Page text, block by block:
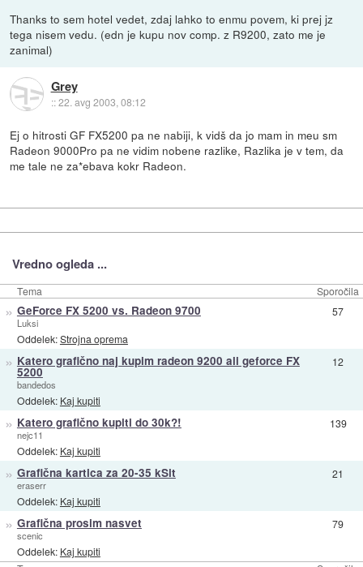
Thanks to sem hotel vedet, zdaj lahko to enmu povem, ki prej jz
tega nisem vedu. (edn je kupu nov comp. z R9200, zato me je
zanimal)
Grey
::22. avg 2003, 08:12
Ej o hitrosti GF FX5200 pa ne nabiji, k vidš da jo mam in meu sm
Radeon 9000Pro pa ne vidim nobene razlike, Razlika je v tem, da
me tale ne za*ebava kokr Radeon.
Vredno ogleda ...
Tema Sporočila
» GeForce FX 5200 vs. Radeon 9700
Luksi
Oddelek:Strojna oprema
57
» Katero grafično naj kupim radeon 9200 ali geforce FX
5200
bandedos
Oddelek: Kaj kupiti
12
» Katero grafično kupiti do 30k?!
nejc11
Oddelek: Kaj kupiti
139
» Grafična kartica za 20-35 kSit
eraserr
Oddelek: Kaj kupiti
21
» Grafična prosim nasvet
scenic
Oddelek: Kaj kupiti
79